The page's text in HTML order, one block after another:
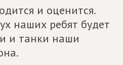
и оценится.
наших ребят будет
и танки наши